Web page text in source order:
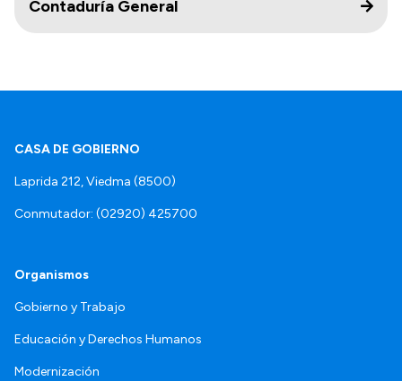
Contaduría General
CASA DE GOBIERNO
Laprida 212, Viedma (8500)
Conmutador: (02920) 425700
Organismos
Gobierno y Trabajo
Educación y Derechos Humanos
Modernización